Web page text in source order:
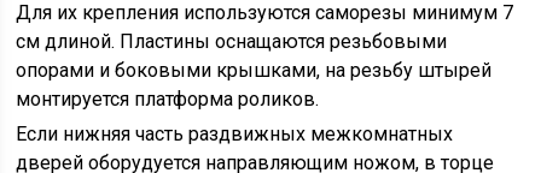
Для их крепления используются саморезы минимум 7
см длиной. Пластины оснащаются резьбовыми
опорами и боковыми крышками, на резьбу штырей
монтируется платформа роликов.
Если нижняя часть раздвижных межкомнатных
дверей оборудуется направляющим ножом, в торце